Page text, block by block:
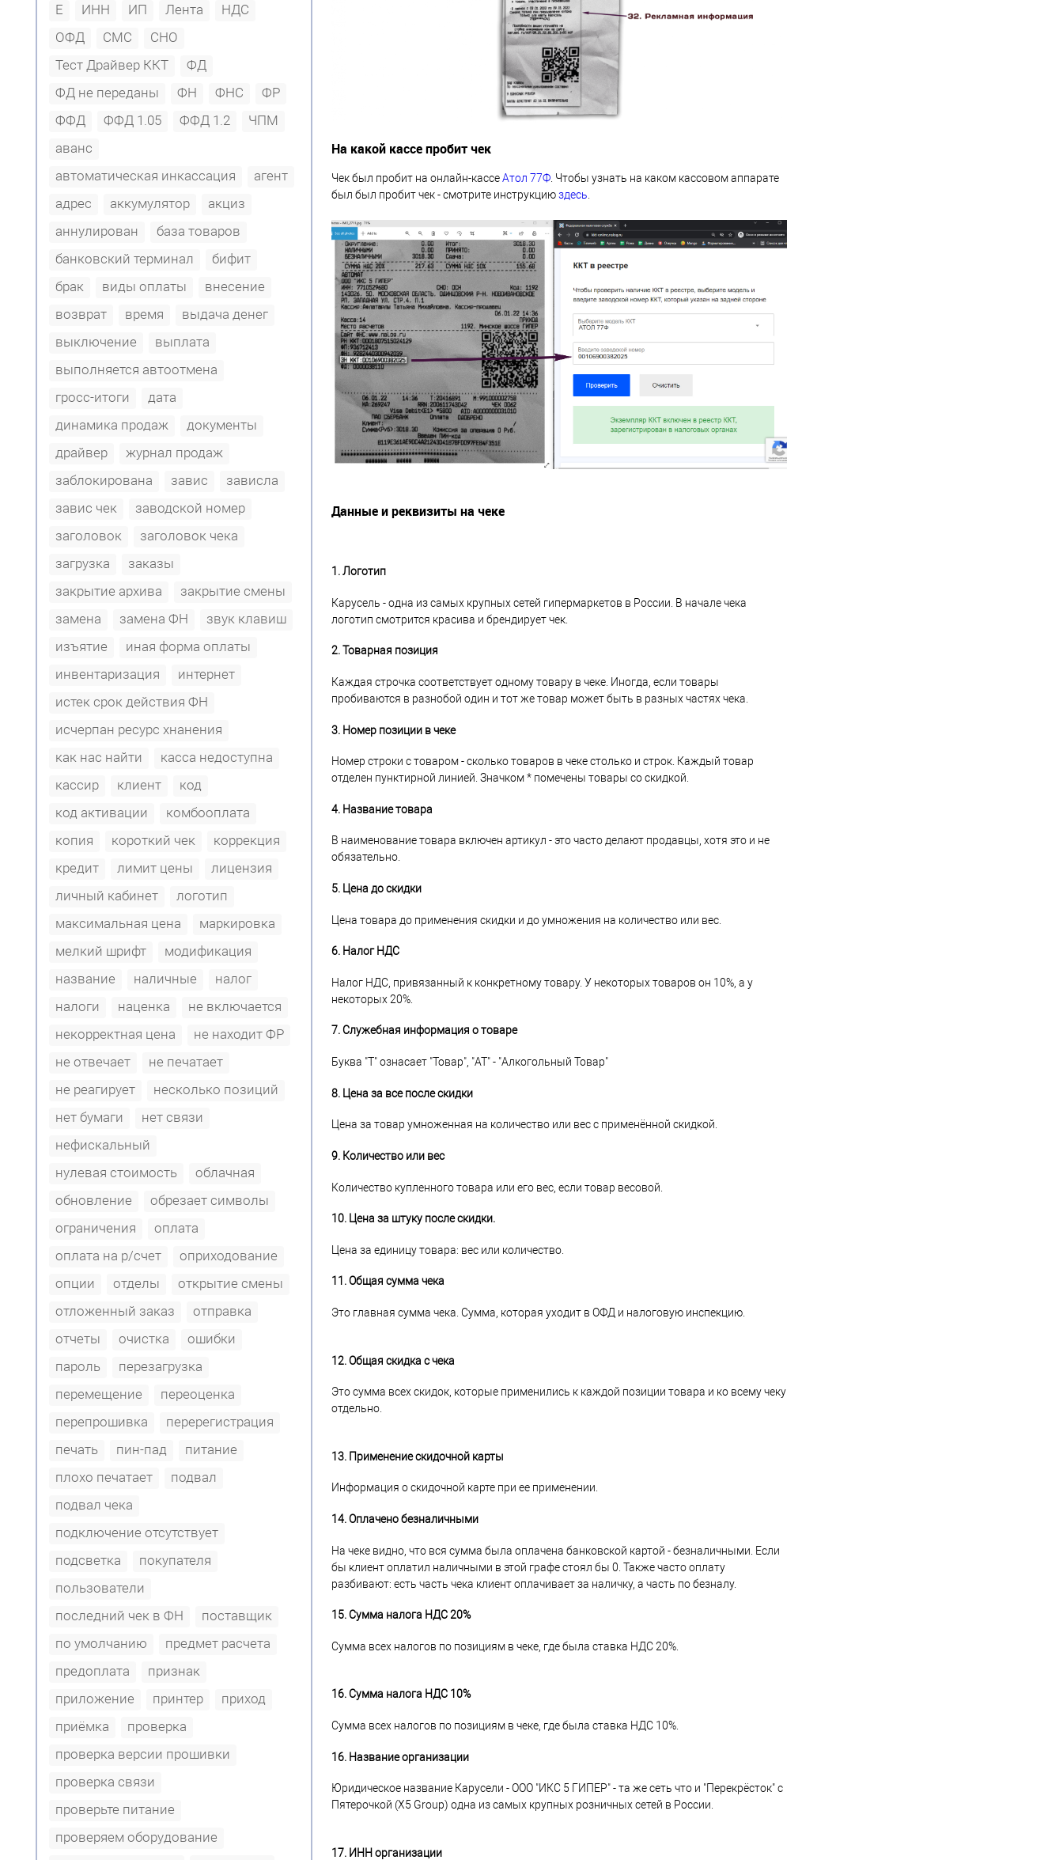
Е
ИНН ИП Лента
НДС
ОФД
СМС
СНО
Тест Драйвер ККТ
ФД
ФД не переданы
ФН ФНС
ФР
ФФД
ФФД 1.05 ФФД 1.2
ЧПМ
аванс
автоматическая инкассация
агент
адрес
аккумулятор
акциз
аннулирован
база товаров
банковский терминал
бифит
брак
виды оплаты
внесение
возврат
время
выдача денег
выключение
выплата
выполняется автоотмена
гросс-итоги
дата
динамика продаж
документы
драйвер
журнал продаж
заблокирована
завис
зависла
завис чек
заводской номер
заголовок
заголовок чека
загрузка
заказы
закрытие архива
закрытие смены
замена
замена ФН
звук клавиш
изъятие
иная форма оплаты
инвентаризация
интернет
истек срок действия ФН
исчерпан ресурс хнанения
как нас найти
касса недоступна
кассир
клиент
код
код активации
комбооплата
копия
короткий чек
коррекция
кредит
лимит цены
лицензия
личный кабинет
логотип
максимальная цена
маркировка
мелкий шрифт
модификация
название
наличные
налог
налоги
наценка
не включается
некорректная цена
не находит ФР
не отвечает
не печатает
не реагирует
несколько позиций
нет бумаги
нет связи
нефискальный
нулевая стоимость
облачная
обновление
обрезает символы
ограничения
оплата
оплата на р/счет
оприходование
опции
отделы
открытие смены
отложенный заказ
отправка
отчеты
очистка
ошибки
пароль
перезагрузка
перемещение
переоценка
перепрошивка
перерегистрация
печать
пин-пад
питание
плохо печатает
подвал
подвал чека
подключение отсутствует
подсветка
покупателя
пользователи
последний чек в ФН
поставщик
по умолчанию
предмет расчета
предоплата
признак
приложение
принтер
приход
приёмка
проверка
проверка версии прошивки
проверка связи
проверьте питание
проверяем оборудование
На какой кассе пробит чек
Чек был пробит на онлайн-кассеАтол 77Ф . Чтобы узнать на каком кассовом аппарате
был был пробит чек - смотрите инструкциюздесь
Данные и реквизиты на чеке
1. Логотип
Карусель - одна из самых крупных сетей гипермаркетов в России. В начале чека
логотип смотрится красива и брендирует чек.
2. Товарная позиция
Каждая строчка соответствует одному товару в чеке. Иногда, если товары
пробиваются в разнобой один и тот же товар может быть в разных частях чека.
3. Номер позиции в чеке
Номер строки с товаром - сколько товаров в чеке столько и строк. Каждый товар
отделен пунктирной линией. Значком * помечены товары со скидкой.
4. Название товара
В наименование товара включен артикул - это часто делают продавцы, хотя это и не
обязательно.
5. Цена до скидки
Цена товара до применения скидки и до умножения на количество или вес.
6. Налог НДС
Налог НДС, привязанный к конкретному товару. У некоторых товаров он 10%, а у
некоторых 20%.
7. Служебная информация о товаре
Буква "Т" ознасает "Товар", "AT" - "Алкогольный Товар"
8. Цена за все после скидки
Цена за товар умноженная на количество или вес с применённой скидкой.
9. Количество или вес
Количество купленного товара или его вес, если товар весовой.
10. Цена за штуку после скидки.
Цена за единицу товара: вес или количество.
11. Общая сумма чека
Это главная сумма чека. Сумма, которая уходит в ОФД и налоговую инспекцию.
12. Общая скидка с чека
Это сумма всех скидок, которые применились к каждой позиции товара и ко всему чеку
отдельно.
13. Применение скидочной карты
Информация о скидочной карте при ее применении.
14. Оплачено безналичными
На чеке видно, что вся сумма была оплачена банковской картой - безналичными. Если
бы клиент оплатил наличными в этой графе стоял бы 0. Также часто оплату
разбивают: есть часть чека клиент оплачивает за наличку, а часть по безналу.
15. Сумма налога НДС 20%
Сумма всех налогов по позициям в чеке, где была ставка НДС 20%.
16. Сумма налога НДС 10%
Сумма всех налогов по позициям в чеке, где была ставка НДС 10%.
16. Название организации
Юридическое название Карусели - ООО "ИКС 5 ГИПЕР" - та же сеть что и "Перекрёсток" с
Пятерочкой (X5 Group) одна из самых крупных розничных сетей в России.
17. ИНН организации